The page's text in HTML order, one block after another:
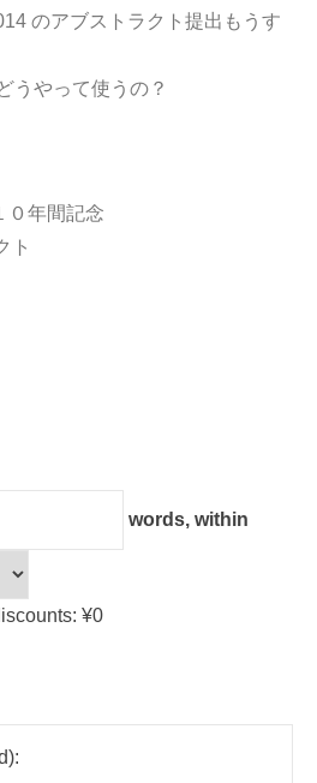
のアブストラクト提出もうす
うやって使うの？
０年間記念
ト
words, within
¥0